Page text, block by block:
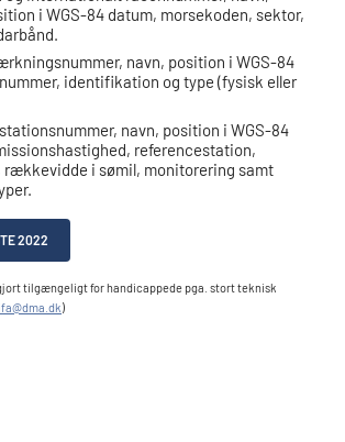
i WGS-84 datum, morsekoden, sektor,
navn, position i WGS-84
identifikation og type (fysisk eller
stationsnummer, navn, position i WGS-84
referencestation,
rækkevidde i sømil, monitorering samt
2022
tilgængeligt for handicappede pga. stort teknisk
)